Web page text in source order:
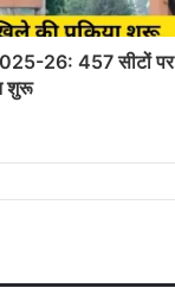
26: 457 सीटों पर
शुरू